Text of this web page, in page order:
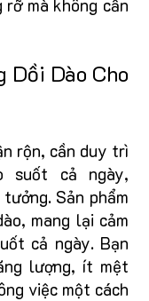
mà không cần
Dồi Dào Cho
rộn, cần duy trì
suốt cả ngày,
Sản phẩm
mang lại cảm
cả ngày. Bạn
lượng, ít mệt
việc một cách